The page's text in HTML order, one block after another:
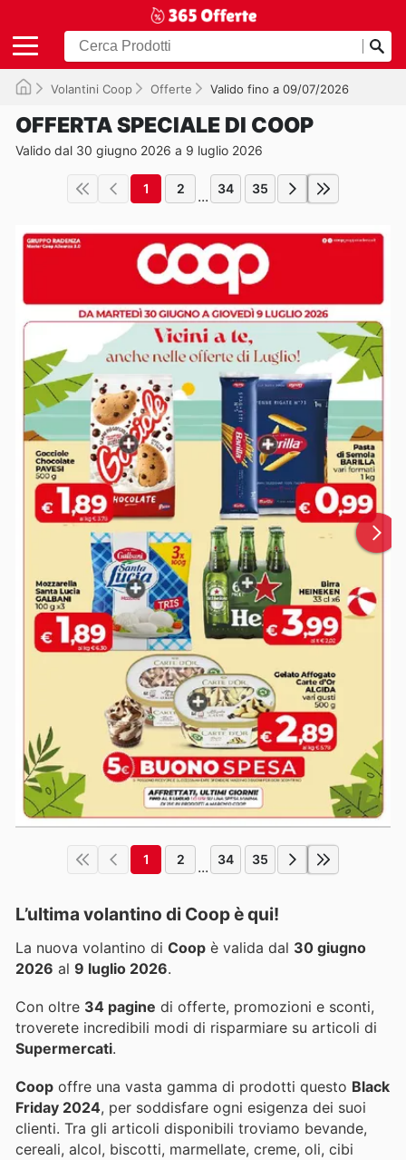
Volantini Coop Offerte Valido fino a 09/07/2026
OFFERTA SPECIALE DI COOP
Valido dal 30 giugno 2026 a 9 luglio 2026
1 2 ... 34 35
1 2 ... 34 35
L’ultima volantino di Coop è qui!
La nuova volantino di Coop è valida dal 30 giugno
2026 al 9 luglio 2026.
Con oltre 34 pagine di offerte, promozioni e sconti,
troverete incredibili modi di risparmiare su articoli di
Supermercati.
Coop offre una vasta gamma di prodotti questo Black
Friday 2024, per soddisfare ogni esigenza dei suoi
clienti. Tra gli articoli disponibili troviamo bevande,
cereali, alcol, biscotti, marmellate, creme, oli, cibi